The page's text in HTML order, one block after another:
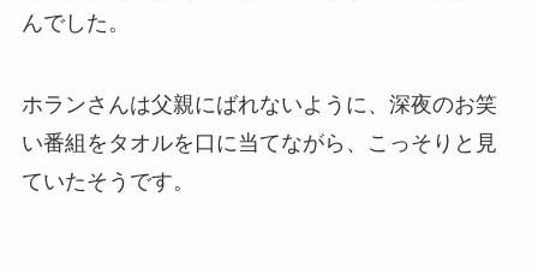
んでした。
ホランさんは父親にばれないように、深夜のお笑
い番組をタオルを口に当てながら、こっそりと見
ていたそうです。